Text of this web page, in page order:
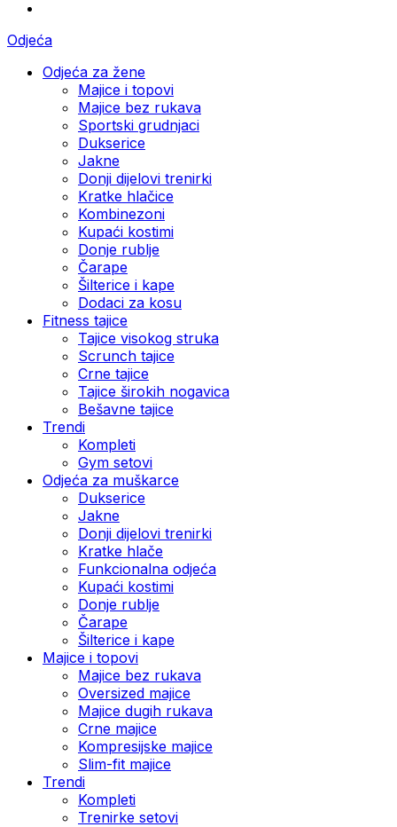
Odjeća
Odjeća za žene
Majice i topovi
Majice bez rukava
Sportski grudnjaci
Dukserice
Jakne
Donji dijelovi trenirki
Kratke hlačice
Kombinezoni
Kupaći kostimi
Donje rublje
Čarape
Šilterice i kape
Dodaci za kosu
Fitness tajice
Tajice visokog struka
Scrunch tajice
Crne tajice
Tajice širokih nogavica
Bešavne tajice
Trendi
Kompleti
Gym setovi
Odjeća za muškarce
Dukserice
Jakne
Donji dijelovi trenirki
Kratke hlače
Funkcionalna odjeća
Kupaći kostimi
Donje rublje
Čarape
Šilterice i kape
Majice i topovi
Majice bez rukava
Oversized majice
Majice dugih rukava
Crne majice
Kompresijske majice
Slim-fit majice
Trendi
Kompleti
Trenirke setovi